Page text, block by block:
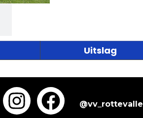
Uitslag
@vv_rottevalle